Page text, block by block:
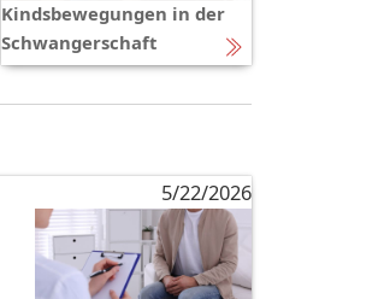
Kindsbewegungen in der
Schwangerschaft
5/22/2026